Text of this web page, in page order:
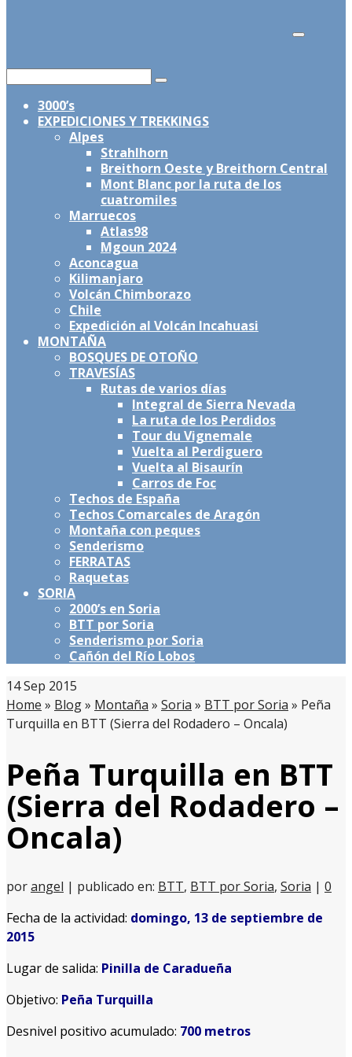
por:
Buscar
3000’s
EXPEDICIONES Y TREKKINGS
Alpes
Strahlhorn
Breithorn Oeste y Breithorn Central
Mont Blanc por la ruta de los
cuatromiles
Marruecos
Atlas98
Mgoun 2024
Aconcagua
Kilimanjaro
Volcán Chimborazo
Chile
Expedición al Volcán Incahuasi
MONTAÑA
BOSQUES DE OTOÑO
TRAVESÍAS
Rutas de varios días
Integral de Sierra Nevada
La ruta de los Perdidos
Tour du Vignemale
Vuelta al Perdiguero
Vuelta al Bisaurín
Carros de Foc
Techos de España
Techos Comarcales de Aragón
Montaña con peques
Senderismo
FERRATAS
Raquetas
SORIA
2000’s en Soria
BTT por Soria
Senderismo por Soria
Cañón del Río Lobos
14Sep 2015
Home » Blog» Montaña » Soria » BTT por Soria » Peña
Turquilla en BTT (Sierra del Rodadero – Oncala)
Peña Turquilla en BTT
(Sierra del Rodadero –
Oncala)
porangel | publicado en: BTT, BTT por Soria, Soria | 0
Fecha de la actividad: domingo, 13 de septiembre de
2015
Lugar de salida: Pinilla de Caradueña
Objetivo: Peña Turquilla
Desnivel positivo acumulado: 700 metros